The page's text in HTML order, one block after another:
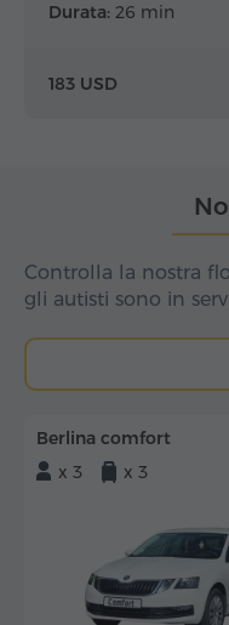
Durata: 26 min
183 USD
Controlla la nostra
gli autisti sono in
Berlina comfort
x 3
x 3